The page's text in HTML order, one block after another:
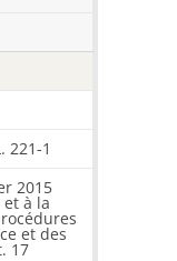
221-1
2015
à la
et des
17